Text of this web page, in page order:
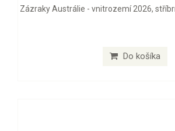
Zázraky Austrálie - vnitrozemí 2026,
Do košíka